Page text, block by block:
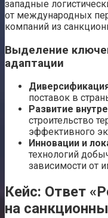
западные
от международных
компаний из
Выделение
адаптации
поставок в
Развитие
строительство
эффективного
Инновации и
технологий
зависимости от
Кейс: Ответ
на